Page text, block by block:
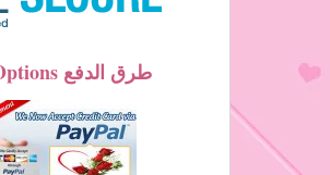
Payment Options طرق الدفع